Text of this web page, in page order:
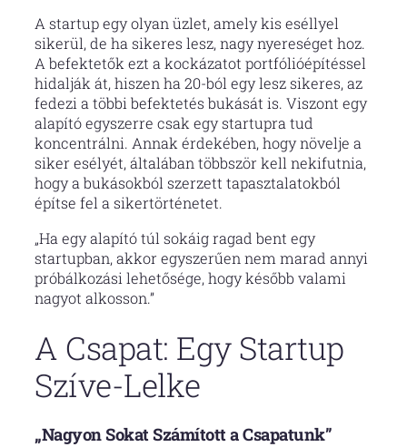
A startup egy olyan üzlet, amely kis eséllyel
sikerül, de ha sikeres lesz, nagy nyereséget hoz.
A befektetők ezt a kockázatot portfólióépítéssel
hidalják át, hiszen ha 20-ból egy lesz sikeres, az
fedezi a többi befektetés bukását is. Viszont egy
alapító egyszerre csak egy startupra tud
koncentrálni. Annak érdekében, hogy növelje a
siker esélyét, általában többször kell nekifutnia,
hogy a bukásokból szerzett tapasztalatokból
építse fel a sikertörténetet.
„Ha egy alapító túl sokáig ragad bent egy
startupban, akkor egyszerűen nem marad annyi
próbálkozási lehetősége, hogy később valami
nagyot alkosson.”
A Csapat: Egy Startup
Szíve-Lelke
„Nagyon Sokat Számított a Csapatunk”